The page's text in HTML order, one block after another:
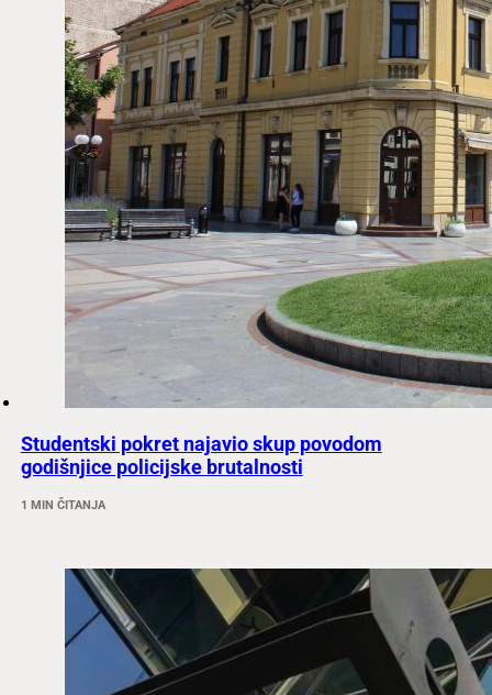
Studentski pokret najavio skup povodom
godišnjice policijske brutalnosti
1 MIN ČITANJA